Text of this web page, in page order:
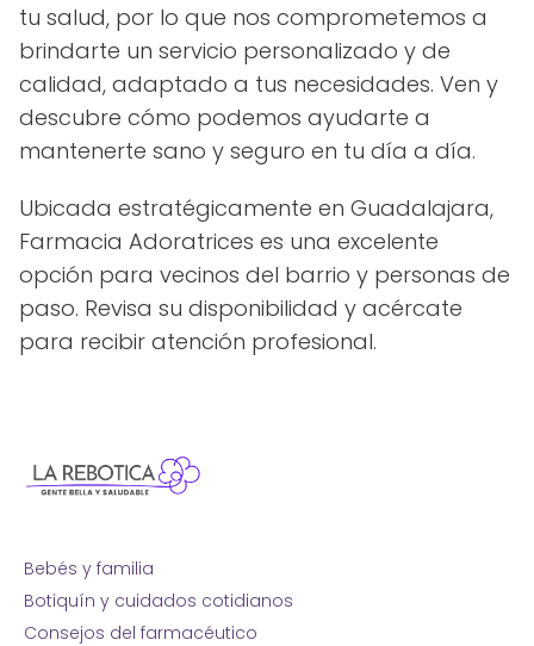
tu salud, por lo que nos comprometemos a
brindarte un servicio personalizado y de
calidad, adaptado a tus necesidades. Ven y
descubre cómo podemos ayudarte a
mantenerte sano y seguro en tu día a día.
Ubicada estratégicamente en Guadalajara,
Farmacia Adoratrices es una excelente
opción para vecinos del barrio y personas de
paso. Revisa su disponibilidad y acércate
para recibir atención profesional.
Bebés y familia
Botiquín y cuidados cotidianos
Consejos del farmacéutico